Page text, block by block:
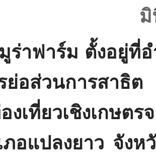
ร่าฟาร์ม ตั้งอยู่ที่อ
ย่อส่วนการสาธิ
งเที่ยวเชิงเกษต
อแปลงยาว จังห